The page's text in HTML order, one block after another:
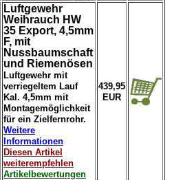
Luftgewehr
Weihrauch HW
35 Export, 4,5mm
F, mit
Nussbaumschaft
und Riemenösen
Luftgewehr mit
verriegeltem Lauf
Kal. 4,5mm mit
Montagemöglichkeit
für ein Zielfernrohr.
Weitere
Informationen
Diesen Artikel
weiterempfehlen
Artikelbewertungen
439,95
EUR